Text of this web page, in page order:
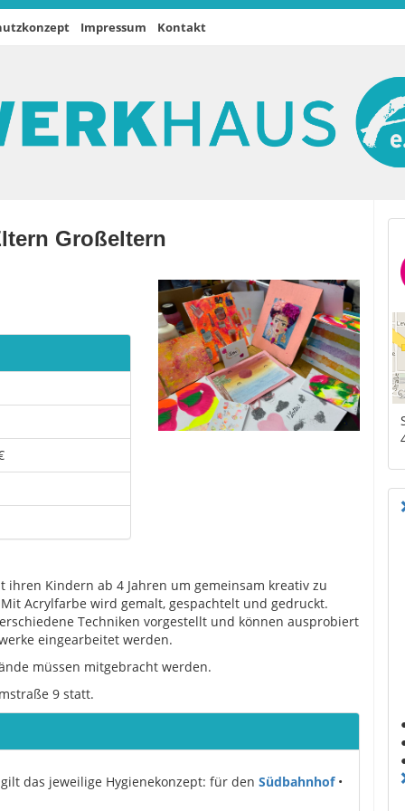
Impressum Kontakt
Großeltern
Kindern ab 4 Jahren um gemeinsam kreativ zu
Acrylfarbe wird gemalt, gespachtelt und gedruckt.
Techniken vorgestellt und können ausprobiert
eingearbeitet werden.
müssen mitgebracht werden.
9 statt.
das jeweilige Hygienekonzept: für den Südbahnhof•